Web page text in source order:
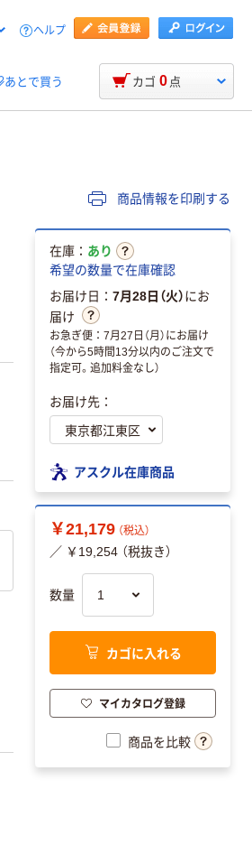
ヘルプ
あとで買う カゴ 0 点
商品情報を印刷する
在庫： あり
希望の数量で在庫確認
お届け日： 7月28日（火）にお
届け
お急ぎ便：7月27日（月）にお届け
（今から5時間13分以内のご注文で
指定可。追加料金なし）
お届け先：
アスクル在庫商品
￥21,179 （税込）
／ ￥19,254 （税抜き）
数量
カゴに入れる
マイカタログ登録
商品を比較